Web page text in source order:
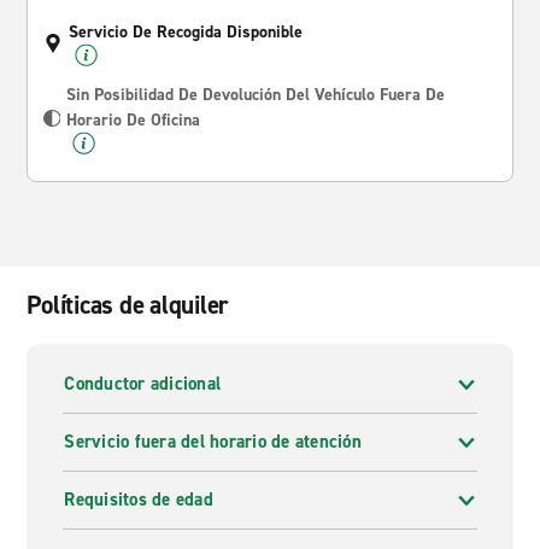
Servicio De Recogida Disponible
Sin Posibilidad De Devolución Del Vehículo Fuera De
Horario De Oficina
Políticas de alquiler
Conductor adicional
Servicio fuera del horario de atención
Requisitos de edad